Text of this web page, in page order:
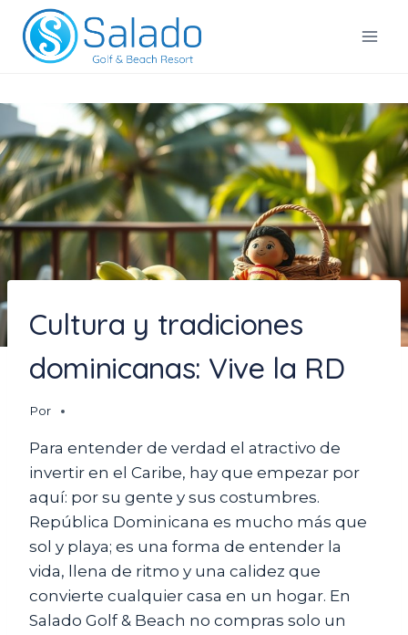
Saltar
contenido
Salado Golf & Beach Resort
Cultura y tradiciones
dominicanas: Vive la RD
Por
Para entender de verdad el atractivo de
invertir en el Caribe, hay que empezar por
aquí: por su gente y sus costumbres.
República Dominicana es mucho más que
sol y playa; es una forma de entender la
vida, llena de ritmo y una calidez que
convierte cualquier casa en un hogar. En
Salado Golf & Beach no compras solo un